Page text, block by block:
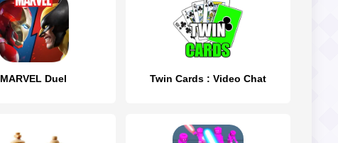
MARVEL Duel Twin Cards : Video Chat